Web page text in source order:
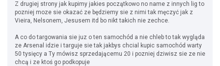
Z drugiej strony jak kupimy jakies początkowo no name z innych lig to
pozniej moze sie okazać ze będziemy sie z nimi tak męczyć jak z
Vieira, Nelsonem, Jesusem itd bo nikt takich nie zechce.
A co do targowania sie juz o ten samochód a nie chleb to tak wygląda
ze Arsenal idzie i targuje sie tak jakbys chcial kupic samochód warty
50 tysięcy a Ty mówisz sprzedającemu 20 i pozniej dziwisz sie ze nie
chcą i ze ktoś go podkopuje